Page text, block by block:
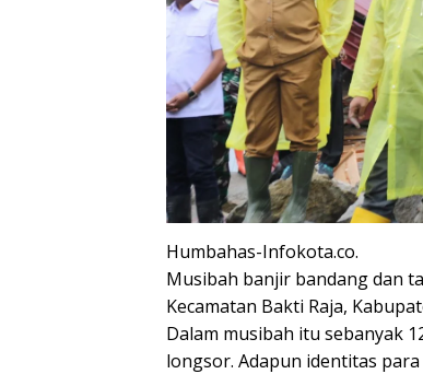
Humbahas-Infokota.co.
Musibah banjir bandang dan
Kecamatan Bakti Raja,
Dalam musibah itu sebanyak
longsor. Adapun identitas